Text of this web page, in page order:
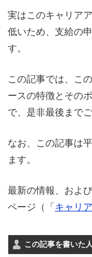
実はこのキャリア
低いため、支給の
す。
この記事では、こ
ースの特徴とその
で、是非最後まで
なお、この記事は
ます。
最新の情報、およ
ページ（「 キャリ
この記事を書いた人